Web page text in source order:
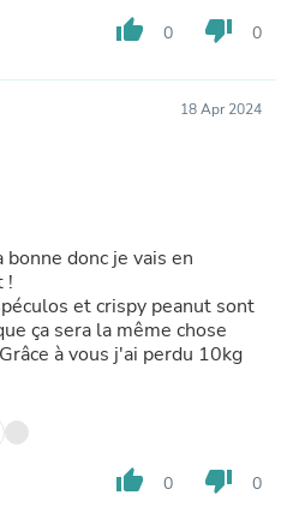
thumb_up 0 thumb_down 0
18 Apr 2024
donc je vais en
!
et crispy peanut sont
ça sera la même chose
à vous j'ai perdu 10kg
thumb_up 0 thumb_down 0